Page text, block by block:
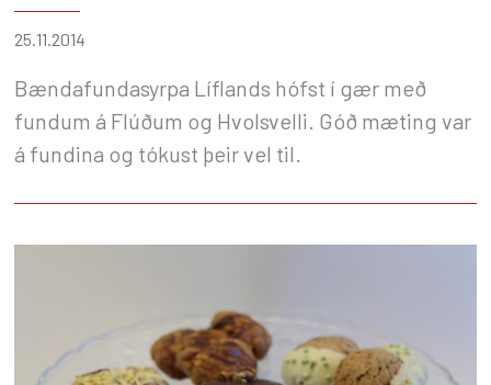
25.11.2014
Bændafundasyrpa Líflands hófst í gær með
fundum á Flúðum og Hvolsvelli. Góð mæting var
á fundina og tókust þeir vel til.